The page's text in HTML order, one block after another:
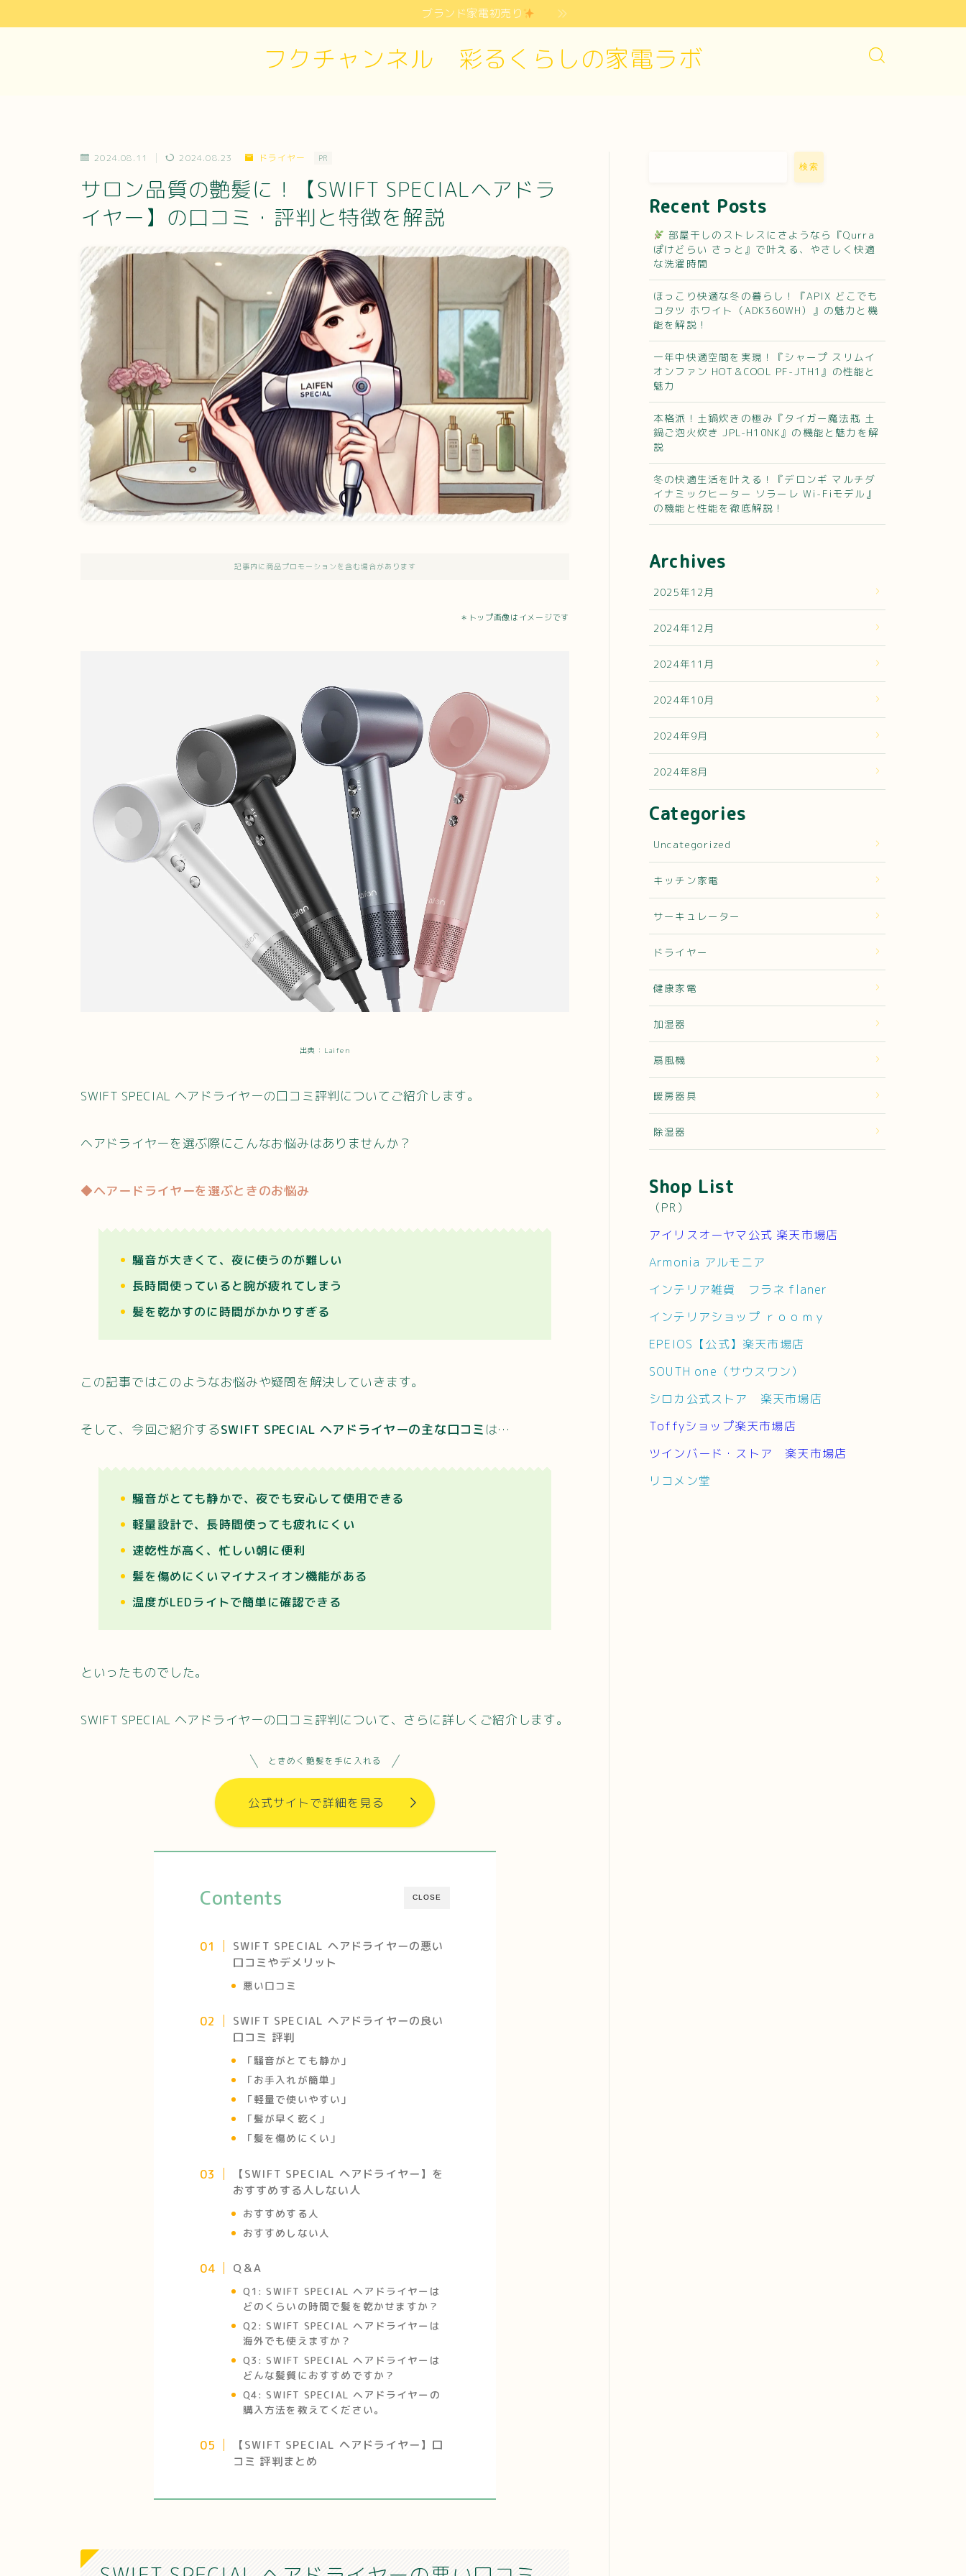
ブランド家電初売り
フクチャンネル 彩るくらしの家電ラボ
2024.08.11 2024.08.23 ドライヤー PR
サロン品質の艶髪に！【SWIFT SPECIALヘアドラ
イヤー】の口コミ・評判と特徴を解説
記事内に商品プロモーションを含む場合があります
＊トップ画像はイメージです
出典：Laifen
SWIFT SPECIAL ヘアドライヤーの口コミ評判についてご紹介します。
ヘアドライヤーを選ぶ際にこんなお悩みはありませんか？
◆ヘアードライヤーを選ぶときのお悩み
騒音が大きくて、夜に使うのが難しい
長時間使っていると腕が疲れてしまう
髪を乾かすのに時間がかかりすぎる
この記事ではこのようなお悩みや疑問を解決していきます。
そして、今回ご紹介するSWIFT SPECIAL ヘアドライヤーの主な口コミ は…
騒音がとても静かで、夜でも安心して使用できる
軽量設計で、長時間使っても疲れにくい
速乾性が高く、忙しい朝に便利
髪を傷めにくいマイナスイオン機能がある
温度がLEDライトで簡単に確認できる
といったものでした。
SWIFT SPECIAL ヘアドライヤーの口コミ評判について、さらに詳しくご紹介します。
ときめく艶髪を手に入れる
公式サイトで詳細を見る
CLOSE
Contents
SWIFT SPECIAL ヘアドライヤーの悪い
口コミやデメリット
悪い口コミ
SWIFT SPECIAL ヘアドライヤーの良い
口コミ 評判
「騒音がとても静か」
「お手入れが簡単」
「軽量で使いやすい」
「髪が早く乾く」
「髪を傷めにくい」
【SWIFT SPECIAL ヘアドライヤー】を
おすすめする人しない人
おすすめする人
おすすめしない人
Q＆A
Q1 : SWIFT SPECIAL ヘアドライヤーは
どのくらいの時間で髪を乾かせますか？
Q2: SWIFT SPECIAL ヘアドライヤーは
海外でも使えますか？
Q3 : SWIFT SPECIAL ヘアドライヤーは
どんな髪質におすすめですか？
Q4: SWIFT SPECIAL ヘアドライヤーの
購入方法を教えてください。
【SWIFT SPECIAL ヘアドライヤー】口
コミ 評判まとめ
検索
Recent Posts
部屋干しのストレスにさようなら『Qurra
ぽけどらい さっと』で叶える、やさしく快適
な洗濯時間
ほっこり快適な冬の暮らし！『APIX どこでも
コタツ ホワイト（ADK360WH）』の魅力と機
能を解説！
一年中快適空間を実現！『シャープ スリムイ
オンファン HOT＆COOL PF-JTH1』の性能と
魅力
本格派！土鍋炊きの極み『タイガー魔法瓶 土
鍋ご泡火炊き JPL-H10NK』の機能と魅力を解
説
冬の快適生活を叶える！『デロンギ マルチダ
イナミックヒーター ソラーレ Wi-Fiモデル』
の機能と性能を徹底解説！
Archives
2025年12月
2024年12月
2024年11月
2024年10月
2024年9月
2024年8月
Categories
Uncategorized
キッチン家電
サーキュレーター
ドライヤー
健康家電
加湿器
扇風機
暖房器具
除湿器
Shop List
（PR）
アイリスオーヤマ公式 楽天市場店
Armonia アルモニア
インテリア雑貨 フラネ flaner
インテリアショップ ｒｏｏｍｙ
EPEIOS【公式】楽天市場店
SOUTH one（サウスワン）
シロカ公式ストア 楽天市場店
Toffyショップ楽天市場店
ツインバード・ストア 楽天市場店
リコメン堂